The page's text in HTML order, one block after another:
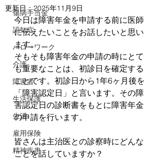
傷病手当金
認知症
ハローワーク
介護
障害者
生活保護
生活
雇用保険
精神疾患
更新日：2025年11月9日
今日は障害年金を申請する前に医師
に伝えたいことをお話したいと思い
ます。
そもそも障害年金の申請の時にとて
も重要なことは、初診日を確定する
ことです。初診日から1年6ヶ月後を
「障害認定日」と言います。その障
害認定日の診断書をもとに障害年金
の申請を行います。
皆さんは主治医との診察時にどんな
ことを話していますか？